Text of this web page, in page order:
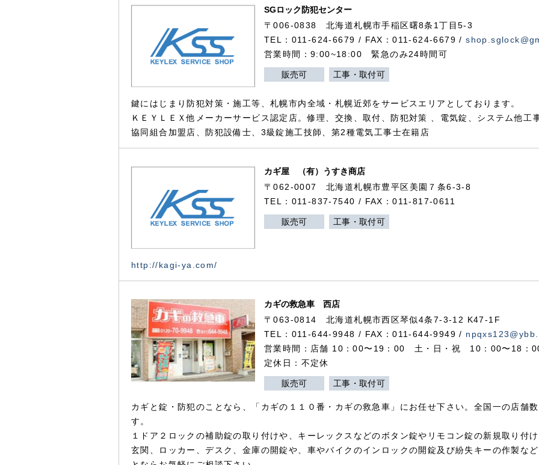
SGロック防犯センター
〒006-0838 北海道札幌市手稲区曙8条1丁目5-3
TEL：011-624-6679 / FAX：011-624-6679 /
営業時間：9:00~18:00 緊急のみ24時間可
販売可 工事・取付可
鍵にはじまり防犯対策・施工等、札幌市内全域・札幌近郊をサービスエリアとしております。
ＫＥＹＬＥＸ他メーカーサービス認定店。修理、交換、取付、防犯対策 、電気錠、システム他工
協同組合加盟店、防犯設備士、3級錠施工技師、第2種電気工事士在籍店
カギ屋 （有）うすき商店
〒062-0007 北海道札幌市豊平区美園７条6-3-8
TEL：011-837-7540 / FAX：011-817-0611
販売可 工事・取付可
http://kagi-ya.com/
カギの救急車 西店
〒063-0814 北海道札幌市西区琴似4条7-3-12 K47-1F
TEL：011-644-9948 / FAX：011-644-9949 /
営業時間：店舗 10：00〜19：00 土・日・祝 10：00〜18：
定休日：不定休
販売可 工事・取付可
カギと錠・防犯のことなら、「カギの１１０番・カギの救急車」にお任せ下さい。全国一の店舗
す。
１ドア２ロックの補助錠の取り付けや、キーレックスなどのボタン錠やリモコン錠の新規取り付
玄関、ロッカー、デスク、金庫の開錠や、車やバイクのインロックの開錠及び紛失キーの作製な